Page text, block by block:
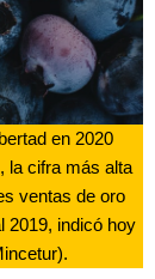
en 2020
la cifra más alta
ventas de oro
2019, indicó hoy